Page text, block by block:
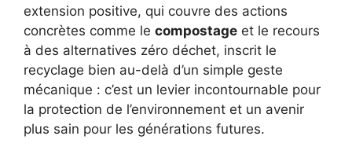
extension positive, qui couvre des actions
concrètes comme le compostage et le recours
à des alternatives zéro déchet, inscrit le
recyclage bien au-delà d’un simple geste
mécanique : c’est un levier incontournable pour
la protection de l’environnement et un avenir
plus sain pour les générations futures.